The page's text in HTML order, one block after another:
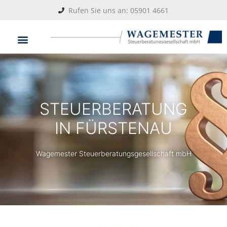
Rufen Sie uns an: 05901 4661
STEUERBERATUNG
IN FÜRSTENAU
Wagemester Steuerberatungsgesellschaft mbH